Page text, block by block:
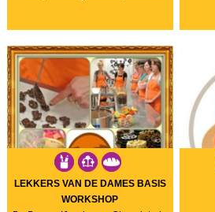
LEKKERS VAN DE DAMES BASIS
WORKSHOP